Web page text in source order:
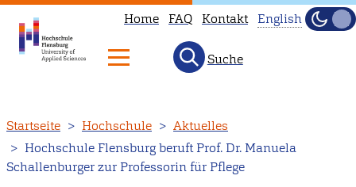
zum
Inhalt
Home FAQ Kontakt
available
English
Hell
Suche
Startseite Hochschule
Aktuelles
Hochschule Flensburg beruft Prof. Dr. Manuela
Schallenburger zur Professorin für Pflege